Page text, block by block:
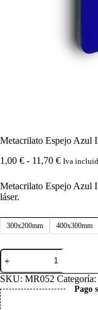
Metacrilato Espejo Azul
1,00 € - 11,70 €Rango
precios:
desde
11,70 €
Iva
Metacrilato Espejo Azul
láser.
300x200mm 400x300mm
Metacrilato
Espejo
Azul
Intenso
2mm
cantidad
SKU: MR052 Categoría:
Pago